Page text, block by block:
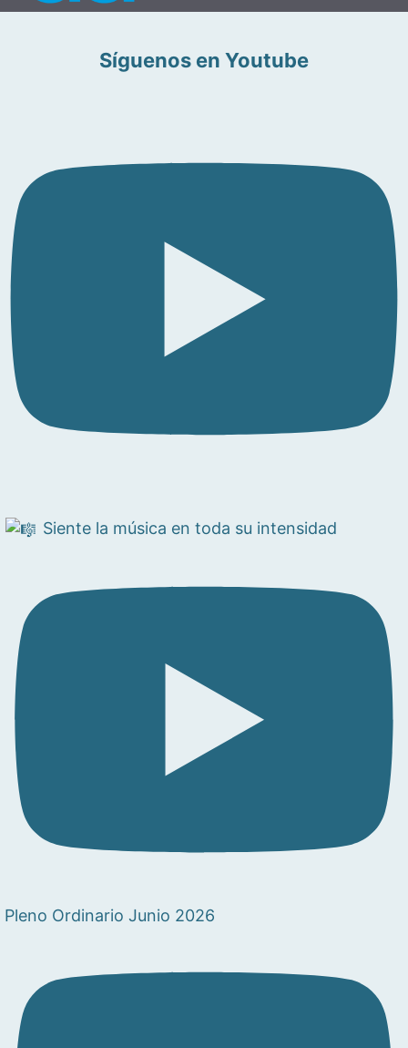
Síguenos en Youtube
Siente la música en toda su intensidad
Pleno Ordinario Junio 2026